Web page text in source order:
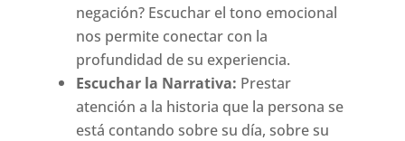
negación? Escuchar el tono emocional
nos permite conectar con la
profundidad de su experiencia.
Escuchar la Narrativa: Prestar
atención a la historia que la persona se
está contando sobre su día, sobre su